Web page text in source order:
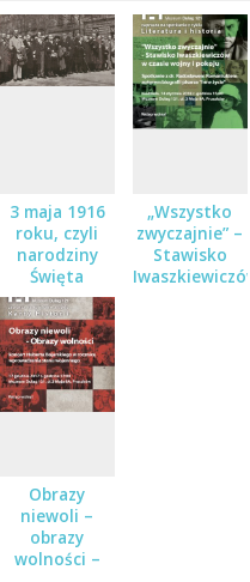
3 maja 1916
roku, czyli
narodziny
Święta
Narodowego.
Zapraszamy!
„Wszystko
zwyczajnie” –
Stawisko
Iwaszkiewiczów
Obrazy
niewoli –
obrazy
wolności –